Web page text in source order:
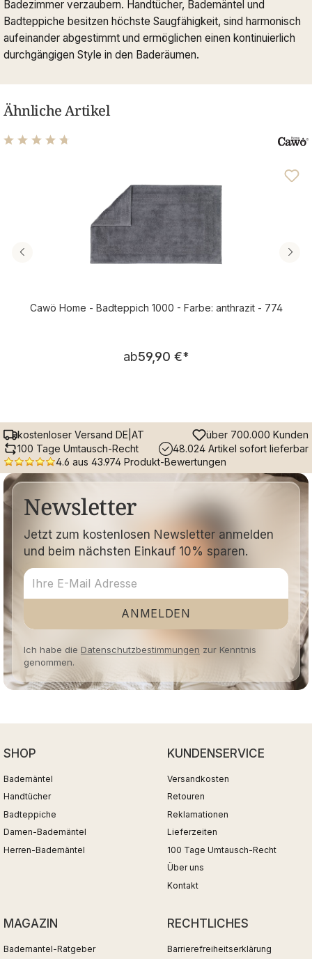
Badezimmer verzaubern. Handtücher, Bademäntel und
Badteppiche besitzen höchste Saugfähigkeit, sind harmonisch
aufeinander abgestimmt und ermöglichen einen kontinuierlich
durchgängigen Style in den Baderäumen.
Ähnliche Artikel
Cawö Home - Badteppich 1000 - Farbe: anthrazit - 774
Regulärer Preis:
ab59,90 €*
kostenloser Versand DE|AT
über 700.000 Kunden
100 Tage Umtausch-Recht
48.024 Artikel sofort lieferbar
4.6 aus 43.974 Produkt-Bewertungen
Newsletter
Jetzt zum kostenlosen Newsletter anmelden
und beim nächsten Einkauf 10% sparen.
ANMELDEN
Ich habe die Datenschutzbestimmungen zur Kenntnis
genommen.
SHOP
Bademäntel
Handtücher
Badteppiche
Damen-Bademäntel
Herren-Bademäntel
KUNDENSERVICE
Versandkosten
Retouren
Reklamationen
Lieferzeiten
100 Tage Umtausch-Recht
Über uns
Kontakt
MAGAZIN
Bademantel-Ratgeber
RECHTLICHES
Barrierefreiheitserklärung